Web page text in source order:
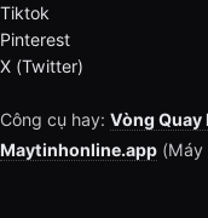
Tiktok
Pinterest
X (Twitter)
Công cụ hay: Vòng Quay
Maytinhonline.app (Máy